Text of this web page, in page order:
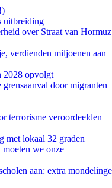
uitbreiding
over Straat van Hormuz
verdienden miljoenen aan
2028 opvolgt
door migranten
terrorisme veroordeelden
met lokaal 32 graden
moeten we onze
aan: extra mondelinge